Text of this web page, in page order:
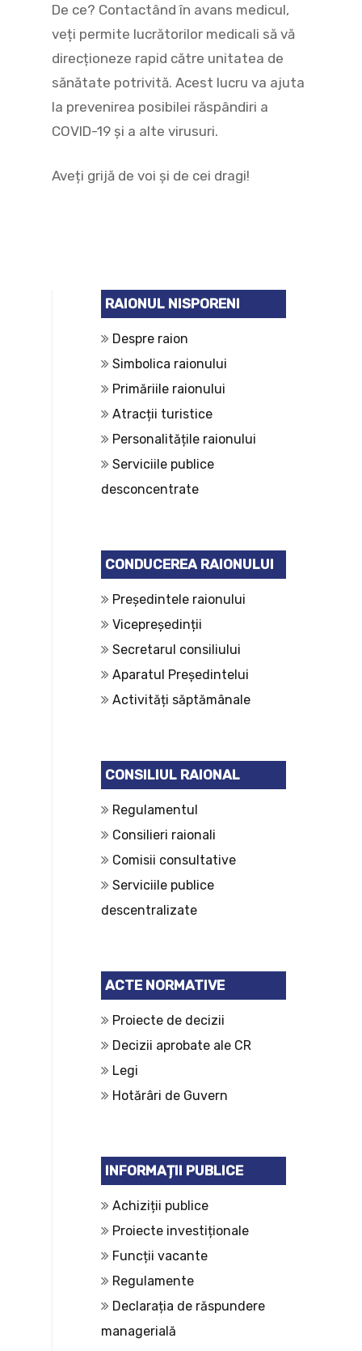
De ce? Contactând în avans medicul,
veți permite lucrătorilor medicali să vă
direcționeze rapid către unitatea de
sănătate potrivită. Acest lucru va ajuta
la prevenirea posibilei răspândiri a
COVID-19 și a alte virusuri.
Aveți grijă de voi și de cei dragi!
RAIONUL NISPORENI
Despre raion
Simbolica raionului
Primăriile raionului
Atracții turistice
Personalitățile raionului
Serviciile publice
desconcentrate
CONDUCEREA RAIONULUI
Președintele raionului
Vicepreședinții
Secretarul consiliului
Aparatul Președintelui
Activități săptămânale
CONSILIUL RAIONAL
Regulamentul
Consilieri raionali
Comisii consultative
Serviciile publice
descentralizate
ACTE NORMATIVE
Proiecte de decizii
Decizii aprobate ale CR
Legi
Hotărâri de Guvern
INFORMAȚII PUBLICE
Achiziții publice
Proiecte investiționale
Funcții vacante
Regulamente
Declarația de răspundere
managerială